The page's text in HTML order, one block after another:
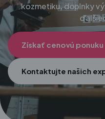
kozmetiku, doplnky
ďalšie
Získať cenovú ponuku
Kontaktujte našich